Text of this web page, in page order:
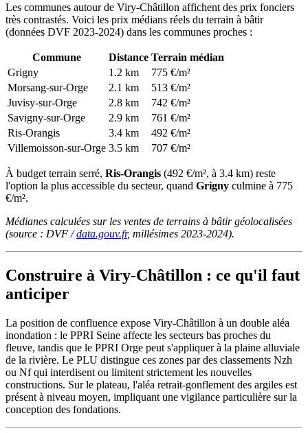
Les communes autour de Viry-Châtillon affichent des prix fonciers
très contrastés. Voici les prix médians réels du terrain à bâtir
(données DVF 2023-2024) dans les communes proches :
Commune Distance Terrain médian
Grigny
1.2 km
775 €/m²
Morsang-sur-Orge
2.1 km
513 €/m²
Juvisy-sur-Orge
2.8 km
742 €/m²
Savigny-sur-Orge
2.9 km
761 €/m²
Ris-Orangis
3.4 km
492 €/m²
Villemoisson-sur-Orge 3.5 km 707 €/m²
À budget terrain serré, Ris-Orangis (492 €/m², à 3.4 km) reste
l'option la plus accessible du secteur, quand Grigny culmine à 775
€/m².
Médianes calculées sur les ventes de terrains à bâtir géolocalisées
(source : DVF /data.gouv.fr, millésimes 2023-2024).
Construire à Viry-Châtillon : ce qu'il faut
anticiper
La position de confluence expose Viry-Châtillon à un double aléa
inondation : le PPRI Seine affecte les secteurs bas proches du
fleuve, tandis que le PPRI Orge peut s'appliquer à la plaine alluviale
de la rivière. Le PLU distingue ces zones par des classements Nzh
ou Nf qui interdisent ou limitent strictement les nouvelles
constructions. Sur le plateau, l'aléa retrait-gonflement des argiles est
présent à niveau moyen, impliquant une vigilance particulière sur la
conception des fondations.